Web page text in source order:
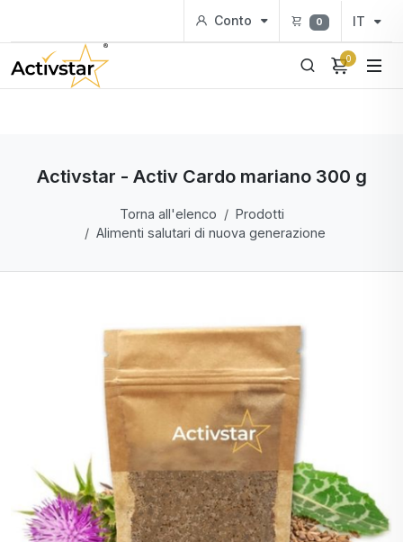
Conto 0 IT
0
Activstar - Activ Cardo mariano 300 g
Torna all'elenco
Prodotti
Alimenti salutari di nuova generazione